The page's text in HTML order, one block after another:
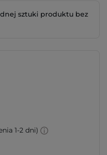
sztuki produktu bez
1-2 dni)